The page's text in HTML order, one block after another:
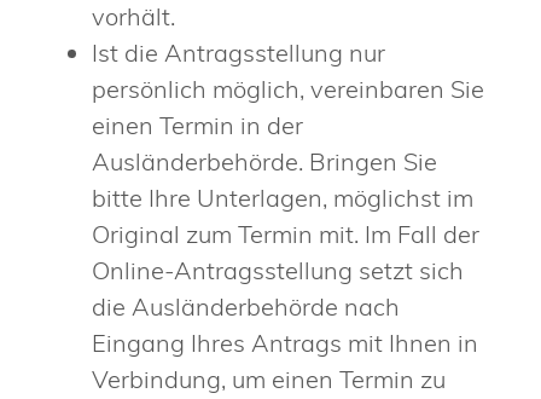
vorhält.
Ist die Antragsstellung nur
persönlich möglich, vereinbaren Sie
einen Termin in der
Ausländerbehörde. Bringen Sie
bitte Ihre Unterlagen, möglichst im
Original zum Termin mit. Im Fall der
Online-Antragsstellung setzt sich
die Ausländerbehörde nach
Eingang Ihres Antrags mit Ihnen in
Verbindung, um einen Termin zu